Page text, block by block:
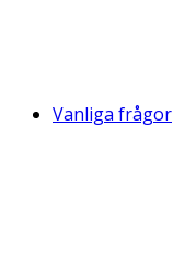
Vanliga frågor